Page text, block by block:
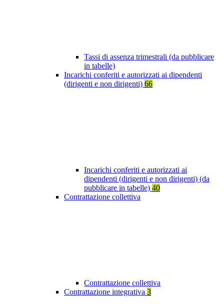
Tassi di assenza trimestrali (da pubblicare
in tabelle)
Incarichi conferiti e autorizzati ai dipendenti
(dirigenti e non dirigenti) 66
Incarichi conferiti e autorizzati ai
dipendenti (dirigenti e non dirigenti) (da
pubblicare in tabelle) 40
Contrattazione collettiva
Contrattazione collettiva
Contrattazione integrativa 3